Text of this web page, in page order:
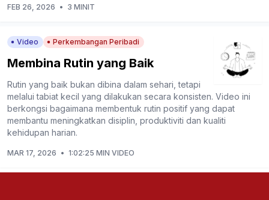
FEB 26, 2026 • 3 MINIT
Video Perkembangan Peribadi
Membina Rutin yang Baik
Rutin yang baik bukan dibina dalam sehari, tetapi
melalui tabiat kecil yang dilakukan secara konsisten. Video ini
berkongsi bagaimana membentuk rutin positif yang dapat
membantu meningkatkan disiplin, produktiviti dan kualiti
kehidupan harian.
MAR 17, 2026 • 1:02:25 MIN VIDEO